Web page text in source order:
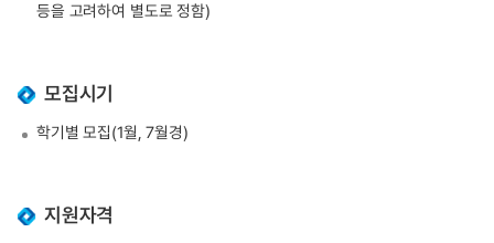
등을 고려하여 별도로 정함)
모집시기
학기별 모집(1월, 7월경)
지원자격